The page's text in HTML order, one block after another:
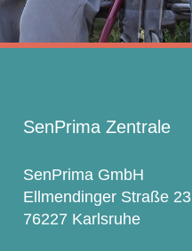
SenPrima Zentrale
SenPrima GmbH
Ellmendinger Straße 23
76227 Karlsruhe